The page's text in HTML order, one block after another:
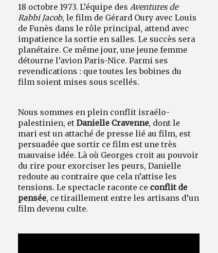
18 octobre 1973. L’équipe desAventures de
Rabbi Jacob, le film de Gérard Oury avec Louis
de Funès dans le rôle principal, attend avec
impatience la sortie en salles. Le succès sera
planétaire. Ce même jour, une jeune femme
détourne l’avion Paris-Nice. Parmi ses
revendications : que toutes les bobines du
film soient mises sous scellés.
Nous sommes en plein conflit israélo-
palestinien, etDanielle Cravenne, dont le
mari est un attaché de presse lié au film, est
persuadée que sortir ce film est une très
mauvaise idée. Là où Georges croit au pouvoir
du rire pour exorciser les peurs, Danielle
redoute au contraire que cela n’attise les
tensions. Le spectacle raconte ce conflit de
pensée, ce tiraillement entre les artisans d’un
film devenu culte.